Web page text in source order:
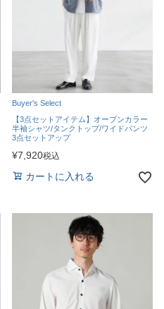
Buyer's Select
【3点セットアイテム】オープンカラー
半袖シャツ/タンクトップ/ワイドパンツ
3点セットアップ
¥7,920税込
カートに入れる